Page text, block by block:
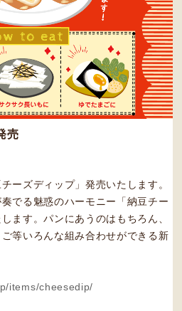
売
ーズディップ」発売いたします。
でる魅惑のハーモニー「納豆チー
ます。パンにあうのはもちろん、
等いろんな組み合わせができる新
items/cheesedip/